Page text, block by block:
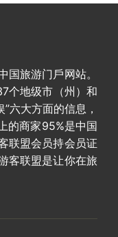
国旅游门戶网站。
个地级市（州）和
六大方面的信息，
的商家95%是中国
联盟会员持会员证
客联盟是让你在旅